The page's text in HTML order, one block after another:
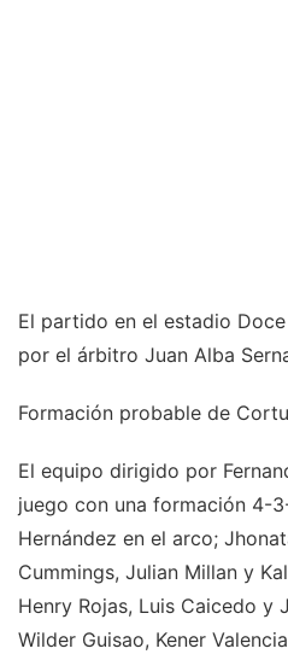
El partido en el estadio
por el árbitro Juan Alba
Formación probable de
El equipo dirigido por
juego con una formación 4-
Hernández en el arco;
Cummings, Julian Millan y
Henry Rojas, Luis Caicedo y
Wilder Guisao, Kener